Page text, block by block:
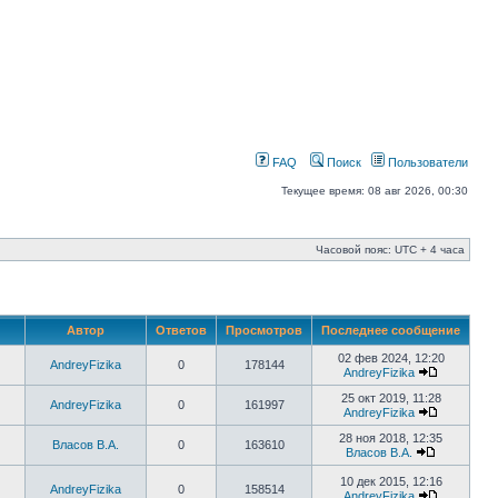
FAQ Поиск Пользователи
Текущее время: 08 авг 2026, 00:30
Часовой пояс: UTC + 4 часа
Автор Ответов Просмотров Последнее сообщение
AndreyFizika 0 178144
02 фев 2024, 12:20
AndreyFizika
AndreyFizika 0 161997
25 окт 2019, 11:28
AndreyFizika
Власов В.А. 0 163610
28 ноя 2018, 12:35
Власов В.А.
AndreyFizika 0 158514
10 дек 2015, 12:16